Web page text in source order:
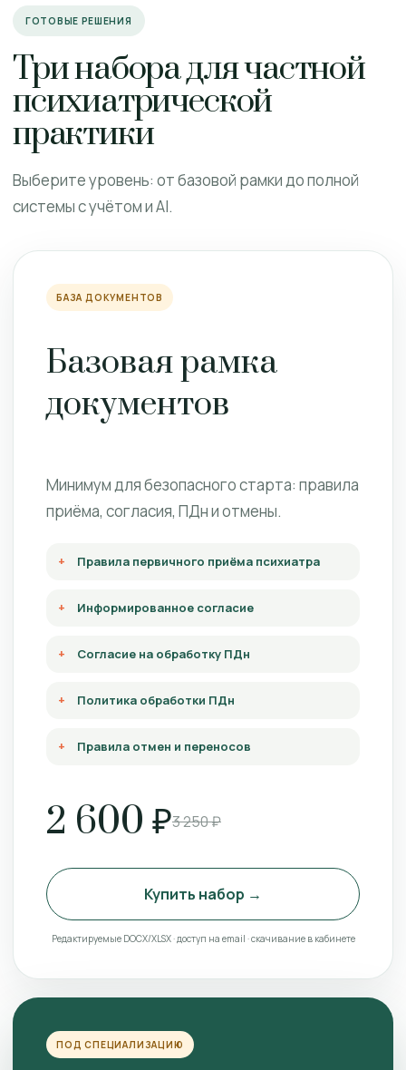
ГОТОВЫЕ РЕШЕНИЯ
Три набора для частной
психиатрической
практики
Выберите уровень: от базовой рамки до полной
системы с учётом и AI.
БАЗА ДОКУМЕНТОВ
Базовая рамка
документов
Минимум для безопасного старта: правила
приёма, согласия, ПДн и отмены.
Правила первичного приёма психиатра
Информированное согласие
Согласие на обработку ПДн
Политика обработки ПДн
Правила отмен и переносов
2 600 ₽3 250 ₽
Купить набор →
Редактируемые DOCX/XLSX · доступ на email · скачивание в кабинете
ПОД СПЕЦИАЛИЗАЦИЮ